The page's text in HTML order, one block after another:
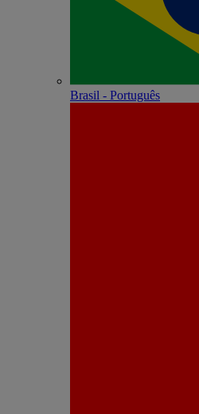
Brasil - Português